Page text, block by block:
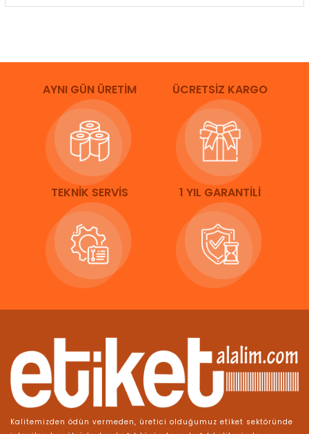
AYNI GÜN ÜRETİM ÜCRETSİZ KARGO
TEKNİK SERVİS 1 YIL GARANTİLİ
Kalitemizden ödün vermeden, üretici olduğumuz etiket sektöründe